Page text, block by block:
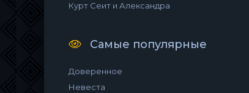
Курт Сеит и Александра
Самые популярные
Доверенное
Невеста